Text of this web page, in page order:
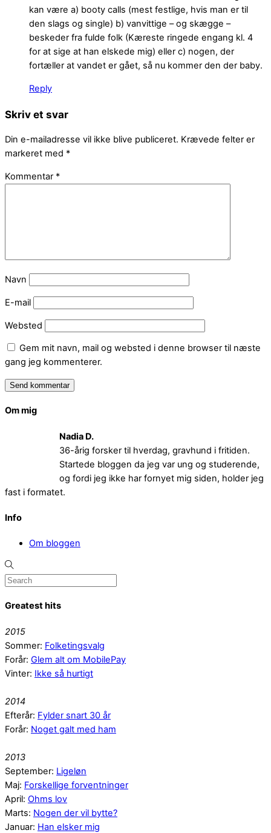
kan være a) booty calls (mest festlige, hvis man er til
den slags og single) b) vanvittige – og skægge –
beskeder fra fulde folk (Kæreste ringede engang kl. 4
for at sige at han elskede mig) eller c) nogen, der
fortæller at vandet er gået, så nu kommer den der baby.
Reply
Skriv et svar
Din e-mailadresse vil ikke blive publiceret. Krævede felter er
markeret med *
Kommentar *
Navn
E-mail
Websted
Gem mit navn, mail og websted i denne browser til næste
gang jeg kommenterer.
Om mig
Nadia D.
36-årig forsker til hverdag, gravhund i fritiden.
Startede bloggen da jeg var ung og studerende,
og fordi jeg ikke har fornyet mig siden, holder jeg
fast i formatet.
Info
Om bloggen
Greatest hits
2015
Sommer: Folketingsvalg
Forår: Glem alt om MobilePay
Vinter: Ikke så hurtigt
2014
Efterår: Fylder snart 30 år
Forår: Noget galt med ham
2013
September: Ligeløn
Maj: Forskellige forventninger
April: Ohms lov
Marts: Nogen der vil bytte?
Januar: Han elsker mig